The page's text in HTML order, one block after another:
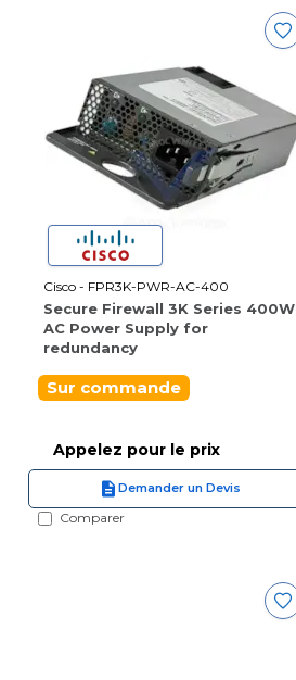
Cisco - FPR3K-PWR-AC-400
Secure Firewall 3K Series 400W
AC Power Supply for
redundancy
Sur commande
Appelez pour le prix
Demander un Devis
Comparer